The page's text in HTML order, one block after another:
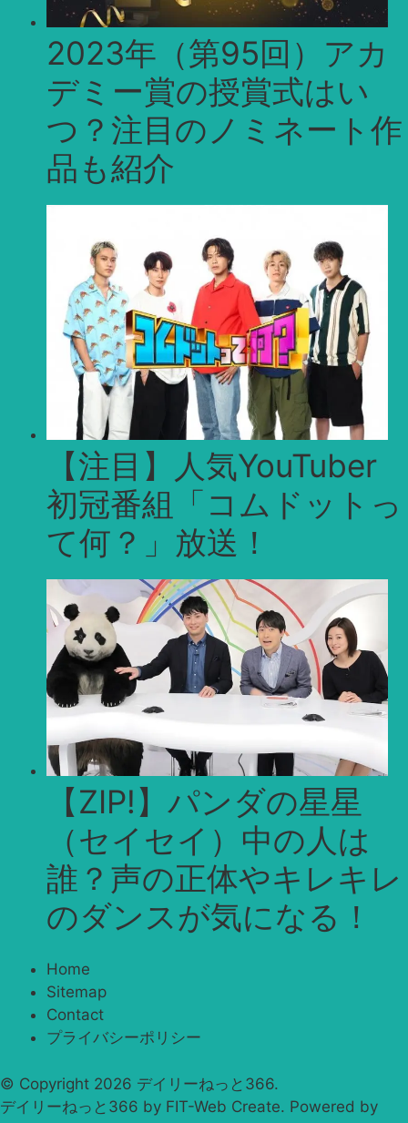
2023年（第95回）アカ
デミー賞の授賞式はい
つ？注目のノミネート作
品も紹介
【注目】人気YouTuber
初冠番組「コムドットっ
て何？」放送！
【ZIP!】パンダの星星
（セイセイ）中の人は
誰？声の正体やキレキレ
のダンスが気になる！
Home
Sitemap
Contact
プライバシーポリシー
© Copyright 2026 デイリーねっと366.
デイリーねっと366 by FIT-Web Create. Powered by